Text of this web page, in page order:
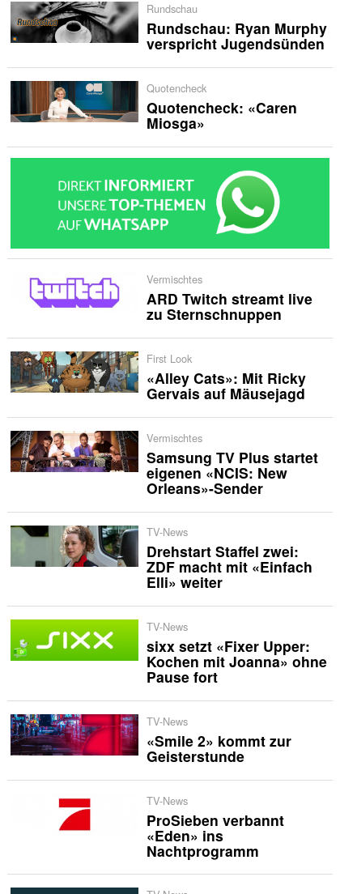
Rundschau
Rundschau: Ryan Murphy
verspricht Jugendsünden
Quotencheck
Quotencheck: «Caren
Miosga»
Vermischtes
ARD Twitch streamt live
zu Sternschnuppen
First Look
«Alley Cats»: Mit Ricky
Gervais auf Mäusejagd
Vermischtes
Samsung TV Plus startet
eigenen «NCIS: New
Orleans»-Sender
TV-News
Drehstart Staffel zwei:
ZDF macht mit «Einfach
Elli» weiter
TV-News
sixx setzt «Fixer Upper:
Kochen mit Joanna» ohne
Pause fort
TV-News
«Smile 2» kommt zur
Geisterstunde
TV-News
ProSieben verbannt
«Eden» ins
Nachtprogramm